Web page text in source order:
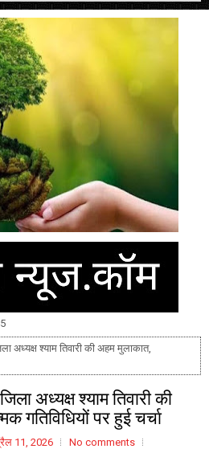
अध्यक्ष श्याम तिवारी की अहम मुलाकात,
अध्यक्ष श्याम तिवारी की
गतिविधियों पर हुई चर्चा
11, 2026 No comments